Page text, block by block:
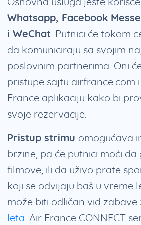
Whatsapp, Facebook
i WeChat. Putnici će tokom
da komuniciraju sa svojim
poslovnim partnerima. Oni
pristupe sajtu airfrance.com
France aplikaciju kako bi
svoje rezervacije.
Pristup strimu omogućava
brzine, pa će putnici moći da
filmove, ili da uživo prate
koji se odvijaju baš u vreme
može biti odličan vid zabave
leta. Air France CONNECT